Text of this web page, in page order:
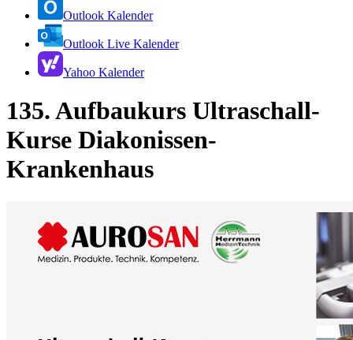
Outlook Kalender
Outlook Live Kalender
Yahoo Kalender
135. Aufbaukurs Ultraschall-
Kurse Diakonissen-
Krankenhaus